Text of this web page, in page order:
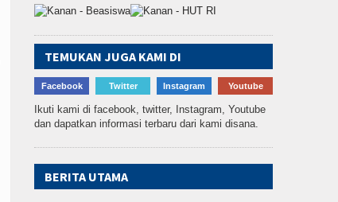
TEMUKAN JUGA KAMI DI
Facebook Twitter Instagram Youtube
Ikuti kami di facebook, twitter, Instagram, Youtube
dan dapatkan informasi terbaru dari kami disana.
BERITA UTAMA